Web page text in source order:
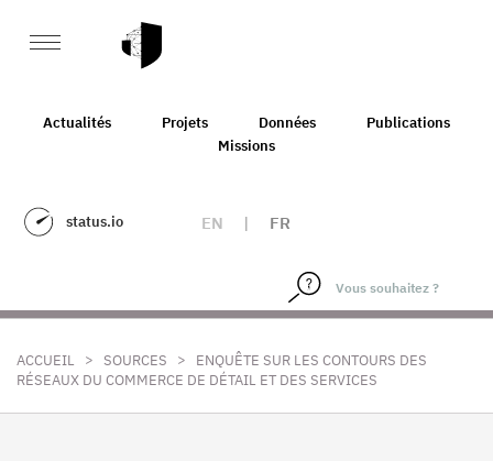
Actualités Projets Données
Publications
Missions
status.io EN | FR
ACCUEIL > SOURCES >
ENQUÊTE SUR LES CONTOURS DES
RÉSEAUX DU COMMERCE DE DÉTAIL ET DES SERVICES